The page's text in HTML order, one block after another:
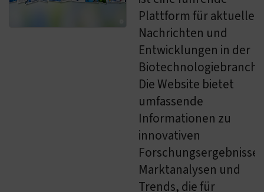
Plattform für aktuelle
Nachrichten und
Entwicklungen in der
Die Website bietet
umfassende
Informationen zu
innovativen
Marktanalysen und
Trends, die für